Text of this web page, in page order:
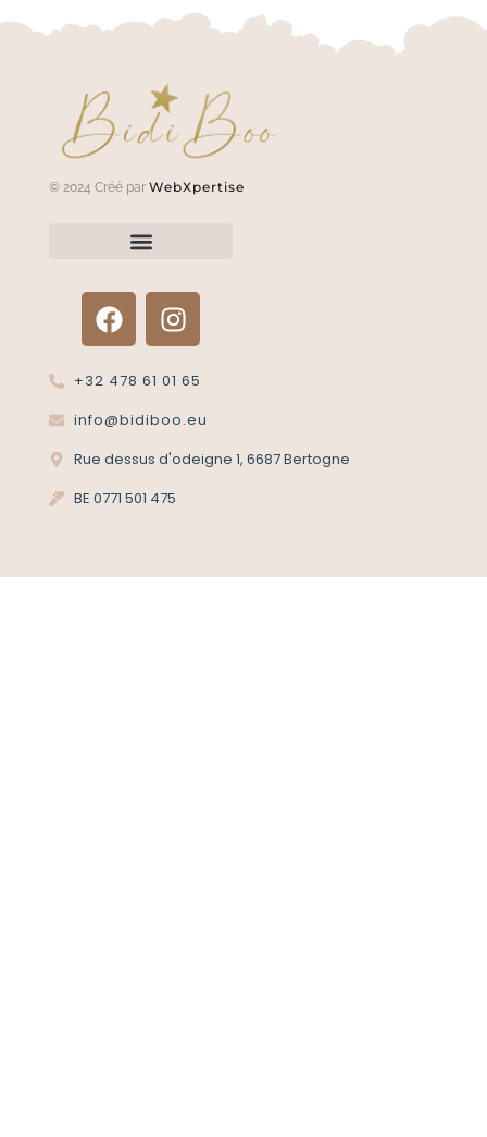
© 2024 Créé par WebXpertise
+32 478 61 01 65
info@bidiboo.eu
Rue dessus d'odeigne 1, 6687 Bertogne
BE 0771 501 475